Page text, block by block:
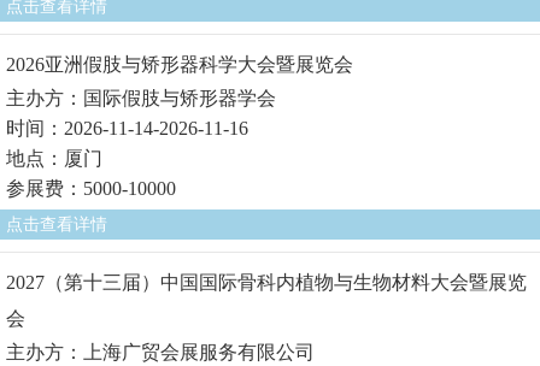
点击查看详情
2026亚洲假肢与矫形器科学大会暨展览会
主办方：国际假肢与矫形器学会
时间：2026-11-14-2026-11-16
地点：厦门
参展费：5000-10000
点击查看详情
2027（第十三届）中国国际骨科内植物与生物材料大会暨展览
会
主办方：上海广贸会展服务有限公司